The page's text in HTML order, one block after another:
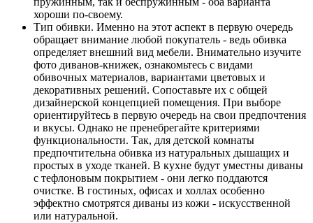
хороши по-своему.
Тип обивки. Именно на этот аспект в первую очередь
обращает внимание любой покупатель - ведь обивка
определяет внешний вид мебели. Внимательно изучите
фото диванов-книжек, ознакомьтесь с видами
обивочных материалов, вариантами цветовых и
декоративных решений. Сопоставьте их с общей
дизайнерской концепцией помещения. При выборе
ориентируйтесь в первую очередь на свои предпочтения
и вкусы. Однако не пренебрегайте критериями
функциональности. Так, для детской комнаты
предпочтительна обивка из натуральных дышащих и
простых в уходе тканей. В кухне будут уместны диваны
с тефлоновым покрытием - они легко поддаются
очистке. В гостиных, офисах и холлах особенно
эффектно смотрятся диваны из кожи - искусственной
или натуральной.